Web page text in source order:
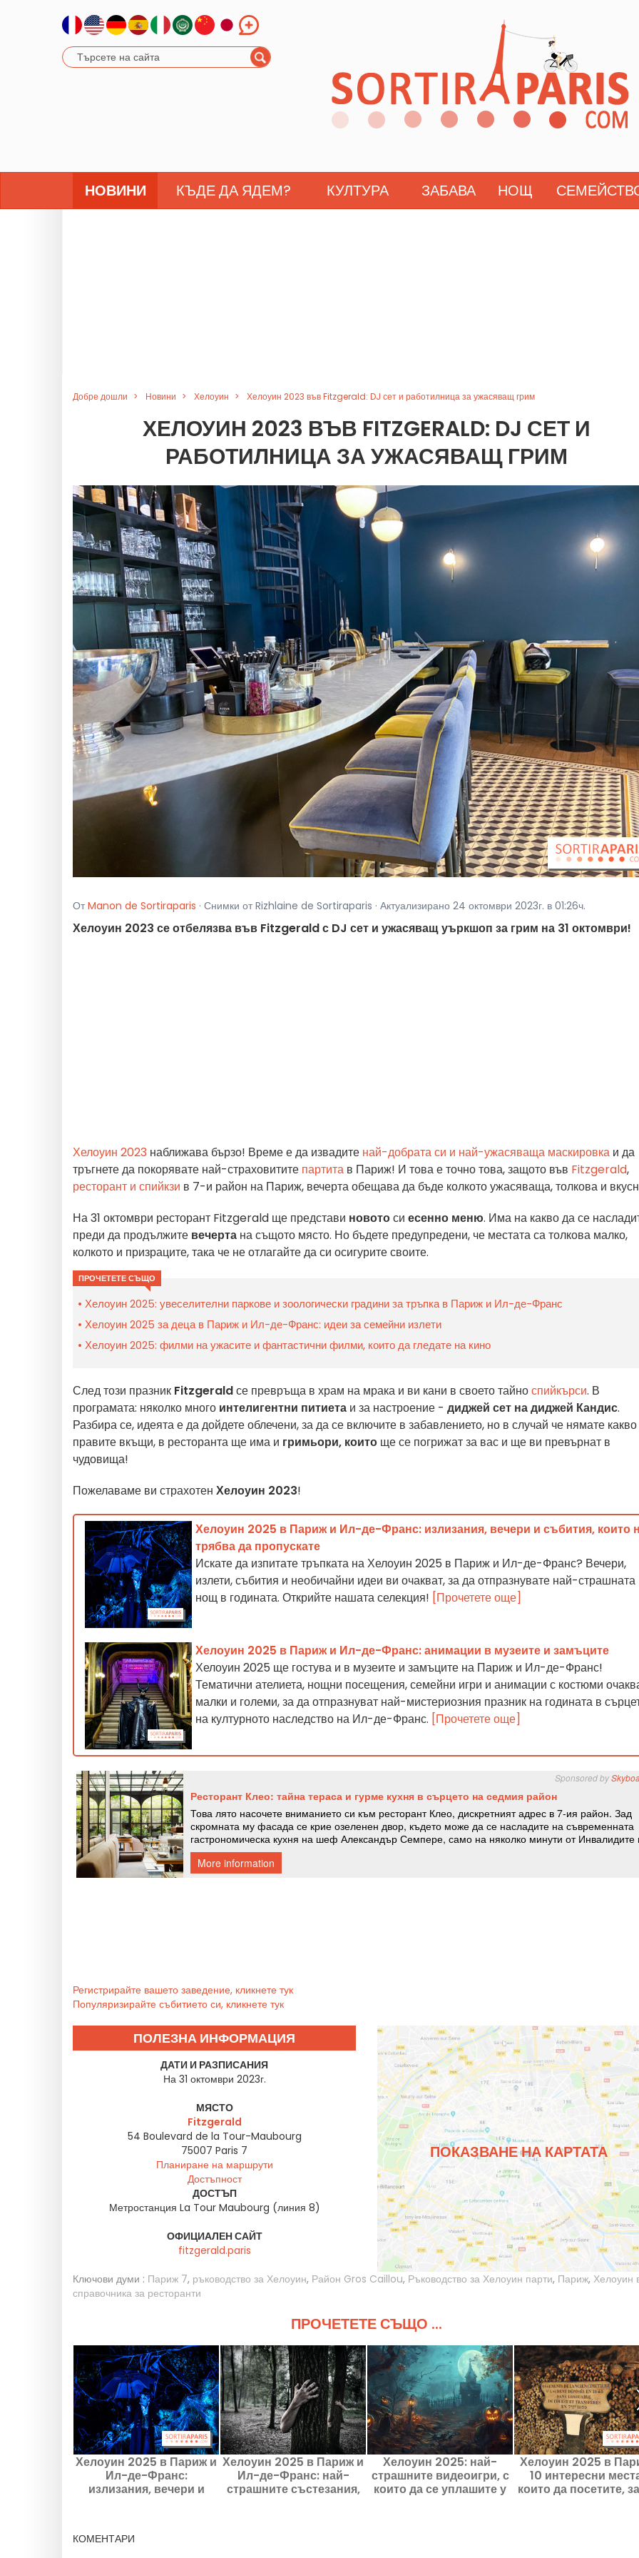
НОВИНИ КЪДЕ ДА ЯДЕМ? КУЛТУРА ЗАБАВА НОЩ
Добре дошли Новини Хелоуин Хелоуин 2023 във Fitzgerald: DJ сет и работилница за ужасяващ грим
ХЕЛОУИН 2023 ВЪВ FITZGERALD: DJ СЕТ И
РАБОТИЛНИЦА ЗА УЖАСЯВАЩ ГРИМ
От Manon de Sortiraparis · Снимки от Rizhlaine de Sortiraparis · Актуализирано 24 октомври 2023г. в 01:26ч.
Хелоуин 2023 се отбелязва във Fitzgerald с DJ сет и ужасяващ уъркшоп за грим на 31 октомври!
Хелоуин 2023 наближава бързо! Време е да извадите най-добрата си и най-ужасяваща маскировка и да
тръгнете да покорявате най-страховитите партита в Париж! И това е точно това, защото във Fitzgerald,
ресторант и спийкзи в 7-и район на Париж, вечерта обещава да бъде колкото ужасяваща, толкова и
На 31 октомври ресторант Fitzgerald ще представи новотоси есенно меню. Има на какво да се
преди да продължите вечерта на същото място. Но бъдете предупредени, че местата са толкова малко,
колкото и призраците, така че не отлагайте да си осигурите своите.
ПРОЧЕТЕТЕ СЪЩО
Хелоуин 2025: увеселителни паркове и зоологически градини за тръпка в Париж и Ил-де-Франс
Хелоуин 2025 за деца в Париж и Ил-де-Франс: идеи за семейни излети
Хелоуин 2025: филми на ужасите и фантастични филми, които да гледате на кино
След този празник Fitzgeraldсе превръща в храм на мрака и ви кани в своето тайноспийкърси. В
програмата: няколко много интелигентни питиета и за настроение - диджей сет на диджей Кандис.
Разбира се, идеята е да дойдете облечени, за да се включите в забавлението, но в случай че нямате
правите вкъщи, в ресторанта ще има и гримьори, които ще се погрижат за вас и ще ви превърнат в
чудовища!
Пожелаваме ви страхотен Хелоуин 2023!
Хелоуин 2025 в Париж и Ил-де-Франс: излизания, вечери и събития, които
трябва да пропускате
Искате да изпитате тръпката на Хелоуин 2025 в Париж и Ил-де-Франс? Вечери,
излети, събития и необичайни идеи ви очакват, за да отпразнувате най-страшната
нощ в годината. Открийте нашата селекция! [Прочетете още]
Хелоуин 2025 в Париж и Ил-де-Франс: анимации в музеите и замъците
Хелоуин 2025 ще гостува и в музеите и замъците на Париж и Ил-де-Франс!
Тематични ателиета, нощни посещения, семейни игри и анимации с костюми
малки и големи, за да отпразнуват най-мистериозния празник на годината в
на културното наследство на Ил-де-Франс. [Прочетете още]
Регистрирайте вашето заведение, кликнете тук
Популяризирайте събитието си, кликнете тук
ПОЛЕЗНА ИНФОРМАЦИЯ
ДАТИ И РАЗПИСАНИЯ
На 31 октомври 2023г.
МЯСТО
Fitzgerald
54 Boulevard de la Tour-Maubourg
75007 Paris 7
Планиране на маршрути
Достъпност
ДОСТЪП
Метростанция La Tour Maubourg (линия 8)
ОФИЦИАЛЕН САЙТ
fitzgerald.paris
ПОКАЗВАНЕ НА КАРТАТА
Ключови думи : Париж 7, ръководство за Хелоуин, Район Gros Caillou, Ръководство за Хелоуин парти, Париж, Хелоуин
справочника за ресторанти
ПРОЧЕТЕТЕ СЪЩО ...
Хелоуин 2025 в Париж и
Ил-де-Франс:
излизания, вечери и
Хелоуин 2025 в Париж и
Ил-де-Франс: най-
страшните състезания,
Хелоуин 2025: най-
страшните видеоигри, с
които да се уплашите у
Хелоуин 2025 в
10 интересни
които да посетите,
КОМЕНТАРИ